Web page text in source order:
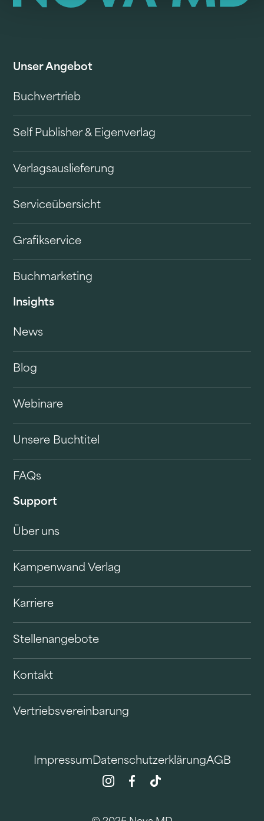
Unser Angebot
Buchvertrieb
Self Publisher & Eigenverlag
Verlagsauslieferung
Serviceübersicht
Grafikservice
Buchmarketing
Insights
News
Blog
Webinare
Unsere Buchtitel
FAQs
Support
Über uns
Kampenwand Verlag
Karriere
Stellenangebote
Kontakt
Vertriebsvereinbarung
Impressum DatenschutzerklärungAGB